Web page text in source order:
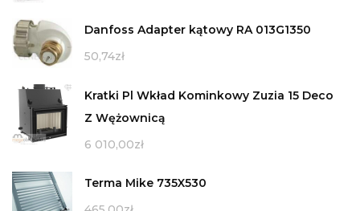
Danfoss Adapter kątowy RA 013G1350
50,74zł
Kratki Pl Wkład Kominkowy Zuzia 15 Deco
Z Wężownicą
6 010,00zł
Terma Mike 735X530